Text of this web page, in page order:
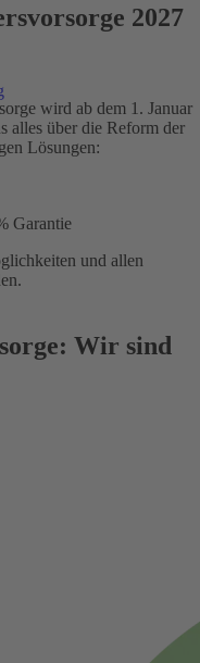
2027
wird ab dem 1. Januar
alles über die Reform der
Lösungen:
Garantie
und allen
Wir sind